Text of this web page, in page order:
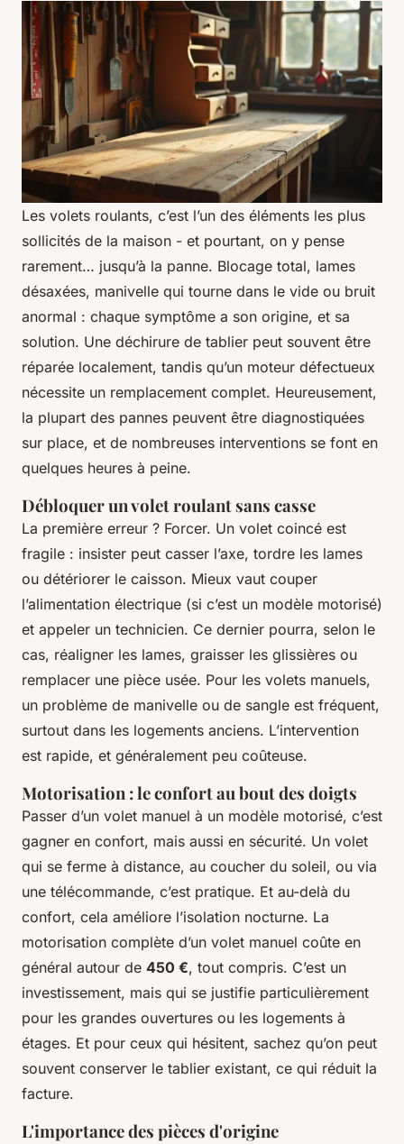
Les volets roulants, c’est l’un des éléments les plus
sollicités de la maison - et pourtant, on y pense
rarement… jusqu’à la panne. Blocage total, lames
désaxées, manivelle qui tourne dans le vide ou bruit
anormal : chaque symptôme a son origine, et sa
solution. Une déchirure de tablier peut souvent être
réparée localement, tandis qu’un moteur défectueux
nécessite un remplacement complet. Heureusement,
la plupart des pannes peuvent être diagnostiquées
sur place, et de nombreuses interventions se font en
quelques heures à peine.
Débloquer un volet roulant sans casse
La première erreur ? Forcer. Un volet coincé est
fragile : insister peut casser l’axe, tordre les lames
ou détériorer le caisson. Mieux vaut couper
l’alimentation électrique (si c’est un modèle motorisé)
et appeler un technicien. Ce dernier pourra, selon le
cas, réaligner les lames, graisser les glissières ou
remplacer une pièce usée. Pour les volets manuels,
un problème de manivelle ou de sangle est fréquent,
surtout dans les logements anciens. L’intervention
est rapide, et généralement peu coûteuse.
Motorisation : le confort au bout des doigts
Passer d’un volet manuel à un modèle motorisé, c’est
gagner en confort, mais aussi en sécurité. Un volet
qui se ferme à distance, au coucher du soleil, ou via
une télécommande, c’est pratique. Et au-delà du
confort, cela améliore l’isolation nocturne. La
motorisation complète d’un volet manuel coûte en
général autour de 450 €, tout compris. C’est un
investissement, mais qui se justifie particulièrement
pour les grandes ouvertures ou les logements à
étages. Et pour ceux qui hésitent, sachez qu’on peut
souvent conserver le tablier existant, ce qui réduit la
facture.
L'importance des pièces d'origine